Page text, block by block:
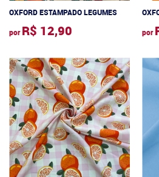
OXFORD ESTAMPADO LEGUMES
por R$ 12,90 por